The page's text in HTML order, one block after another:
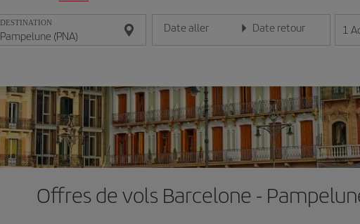
DESTINATION Date aller
Entrez la date au format jour/mois/année
Date retour
Entrez la date au format 1
Offres de vols Barcelone -